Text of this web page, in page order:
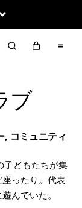
ブ
, コミュニティ
子どもたちが集
ったり。代表
んでいた。